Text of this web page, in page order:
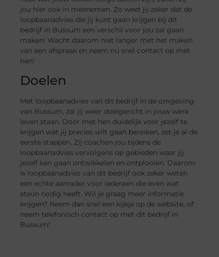
jou hier ook in meenemen. Zo weet jij zeker dat de
loopbaanadvies die jij kunt gaan krijgen bij dit
bedrijf in Bussum een verschil voor jou zal gaan
maken! Wacht daarom niet langer met het maken
van een afspraak en neem nu snel contact op met
hen!
Doelen
Met loopbaanadvies van dit bedrijf in de omgeving
van Bussum, zal jij weer doelgericht in jouw werk
leven staan. Door met hen duidelijk voor jezelf te
krijgen wat jij precies wilt gaan bereiken, zet je al de
eerste stappen. Zij coachen jou tijdens de
loopbaanadvies vervolgens op gebieden waar jij
jezelf kan gaan ontwikkelen en ontplooien. Daarom
is loopbaanadvies van dit bedrijf ook zeker weten
een echte aanrader voor iedereen die even wat
steun nodig heeft. Wil je graag meer informatie
krijgen? Neem dan snel een kijkje op de website, of
neem telefonisch contact op met dit bedrijf in
Bussum!